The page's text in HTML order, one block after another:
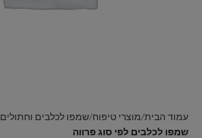
עמוד הבית מוצרי טיפוח שמפו לכלבים וחתולים
שמפו לכלבים לפי סוג פרווה